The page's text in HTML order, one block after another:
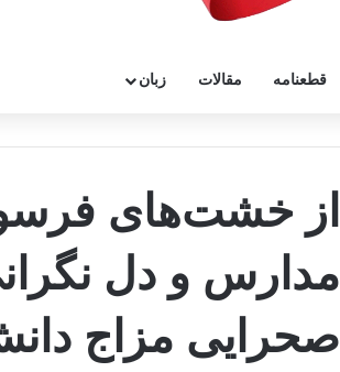
قطعنامه مقالات زبان
از خشت‌های
مدارس و دل
صحرایی مزاج